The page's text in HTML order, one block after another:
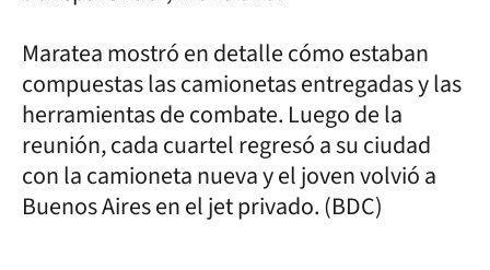
Maratea mostró en detalle cómo estaban
compuestas las camionetas entregadas y las
herramientas de combate. Luego de la
reunión, cada cuartel regresó a su ciudad
con la camioneta nueva y el joven volvió a
Buenos Aires en el jet privado. (BDC)